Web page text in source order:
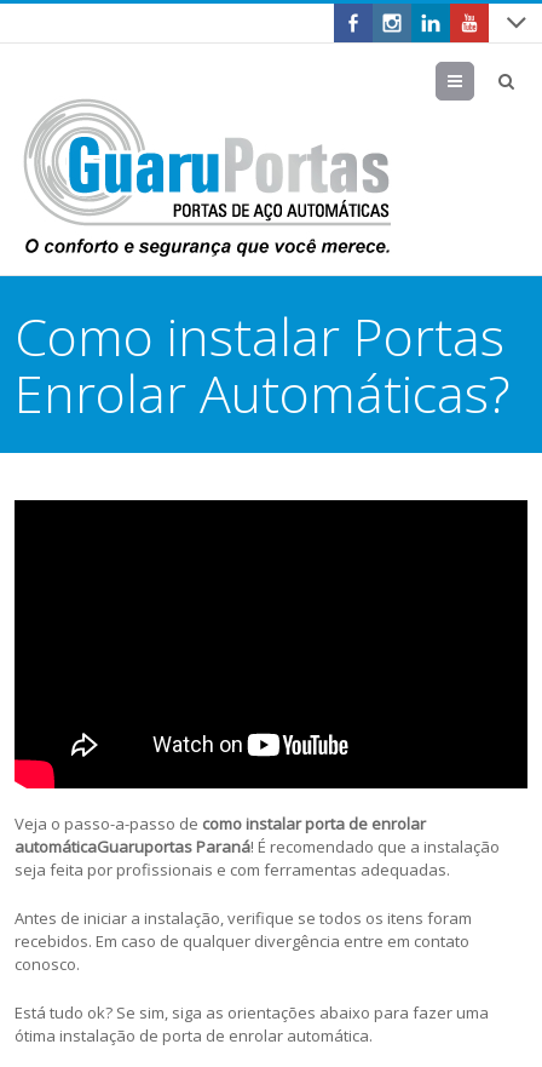
Menu
Como instalar Portas
Enrolar Automáticas?
Veja o passo-a-passo de como instalar porta de enrolar
automáticaGuaruportas Paraná! É recomendado que a instalação
seja feita por profissionais e com ferramentas adequadas.
Antes de iniciar a instalação, verifique se todos os itens foram
recebidos. Em caso de qualquer divergência entre em contato
conosco.
Está tudo ok? Se sim, siga as orientações abaixo para fazer uma
ótima instalação de porta de enrolar automática.